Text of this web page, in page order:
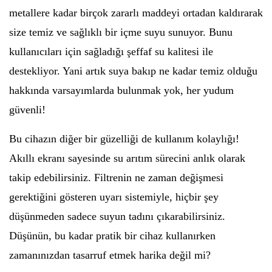
metallere kadar birçok zararlı maddeyi ortadan kaldırarak
size temiz ve sağlıklı bir içme suyu sunuyor. Bunu
kullanıcıları için sağladığı şeffaf su kalitesi ile
destekliyor. Yani artık suya bakıp ne kadar temiz olduğu
hakkında varsayımlarda bulunmak yok, her yudum
güvenli!
Bu cihazın diğer bir güzelliği de kullanım kolaylığı!
Akıllı ekranı sayesinde su arıtım sürecini anlık olarak
takip edebilirsiniz. Filtrenin ne zaman değişmesi
gerektiğini gösteren uyarı sistemiyle, hiçbir şey
düşünmeden sadece suyun tadını çıkarabilirsiniz.
Düşünün, bu kadar pratik bir cihaz kullanırken
zamanınızdan tasarruf etmek harika değil mi?